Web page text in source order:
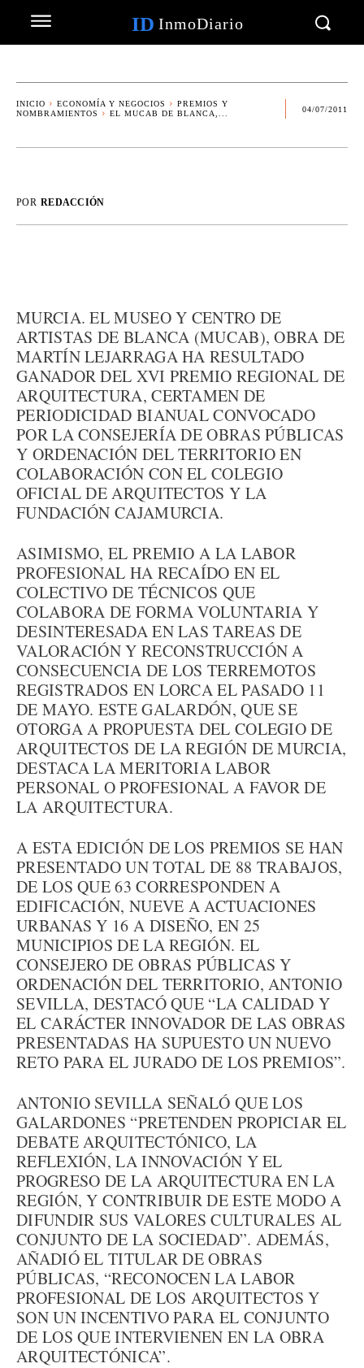
ID InmoDiario
INICIO ECONOMÍA Y NEGOCIOS
PREMIOS Y
NOMBRAMIENTOS
EL MUCAB DE BLANCA,...
04/07/2011
POR REDACCIÓN
MURCIA. EL MUSEO Y CENTRO DE
ARTISTAS DE BLANCA (MUCAB), OBRA DE
MARTÍN LEJARRAGA HA RESULTADO
GANADOR DEL XVI PREMIO REGIONAL DE
ARQUITECTURA, CERTAMEN DE
PERIODICIDAD BIANUAL CONVOCADO
POR LA CONSEJERÍA DE OBRAS PÚBLICAS
Y ORDENACIÓN DEL TERRITORIO EN
COLABORACIÓN CON EL COLEGIO
OFICIAL DE ARQUITECTOS Y LA
FUNDACIÓN CAJAMURCIA.
ASIMISMO, EL PREMIO A LA LABOR
PROFESIONAL HA RECAÍDO EN EL
COLECTIVO DE TÉCNICOS QUE
COLABORA DE FORMA VOLUNTARIA Y
DESINTERESADA EN LAS TAREAS DE
VALORACIÓN Y RECONSTRUCCIÓN A
CONSECUENCIA DE LOS TERREMOTOS
REGISTRADOS EN LORCA EL PASADO 11
DE MAYO. ESTE GALARDÓN, QUE SE
OTORGA A PROPUESTA DEL COLEGIO DE
ARQUITECTOS DE LA REGIÓN DE MURCIA,
DESTACA LA MERITORIA LABOR
PERSONAL O PROFESIONAL A FAVOR DE
LA ARQUITECTURA.
A ESTA EDICIÓN DE LOS PREMIOS SE HAN
PRESENTADO UN TOTAL DE 88 TRABAJOS,
DE LOS QUE 63 CORRESPONDEN A
EDIFICACIÓN, NUEVE A ACTUACIONES
URBANAS Y 16 A DISEÑO, EN 25
MUNICIPIOS DE LA REGIÓN. EL
CONSEJERO DE OBRAS PÚBLICAS Y
ORDENACIÓN DEL TERRITORIO, ANTONIO
SEVILLA, DESTACÓ QUE “LA CALIDAD Y
EL CARÁCTER INNOVADOR DE LAS OBRAS
PRESENTADAS HA SUPUESTO UN NUEVO
RETO PARA EL JURADO DE LOS PREMIOS”.
ANTONIO SEVILLA SEÑALÓ QUE LOS
GALARDONES “PRETENDEN PROPICIAR EL
DEBATE ARQUITECTÓNICO, LA
REFLEXIÓN, LA INNOVACIÓN Y EL
PROGRESO DE LA ARQUITECTURA EN LA
REGIÓN, Y CONTRIBUIR DE ESTE MODO A
DIFUNDIR SUS VALORES CULTURALES AL
CONJUNTO DE LA SOCIEDAD”. ADEMÁS,
AÑADIÓ EL TITULAR DE OBRAS
PÚBLICAS, “RECONOCEN LA LABOR
PROFESIONAL DE LOS ARQUITECTOS Y
SON UN INCENTIVO PARA EL CONJUNTO
DE LOS QUE INTERVIENEN EN LA OBRA
ARQUITECTÓNICA”.